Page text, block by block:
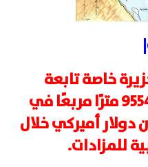
خاصة تابعة
لدولة البحرين بمساحة 9554 مترًا مربعًا في
21.5 مليون دولار أميركي خلال
للمزادات.